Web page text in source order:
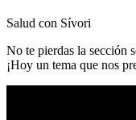
Salud con Sívori
No te pierdas la sección
¡Hoy un tema que nos